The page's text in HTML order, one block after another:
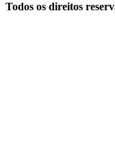
Todos os direitos